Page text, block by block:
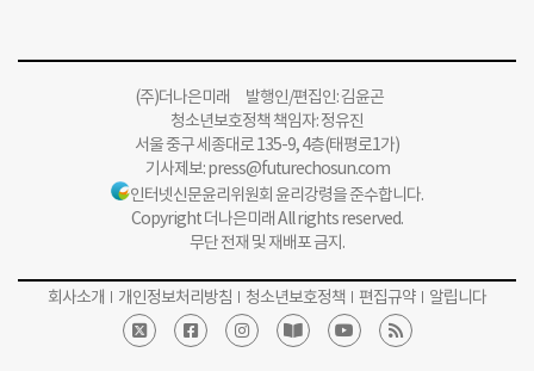
(주)더나은미래 발행인/편집인: 김윤곤
청소년보호정책 책임자: 정유진
서울 중구 세종대로 135-9, 4층(태평로1가)
기사제보:press@futurechosun.com
인터넷신문윤리위원회 윤리강령을 준수합니다.
Copyright 더나은미래 All rights reserved.
무단 전재 및 재배포 금지.
회사소개 개인정보처리방침 청소년보호정책 편집규약 알립니다